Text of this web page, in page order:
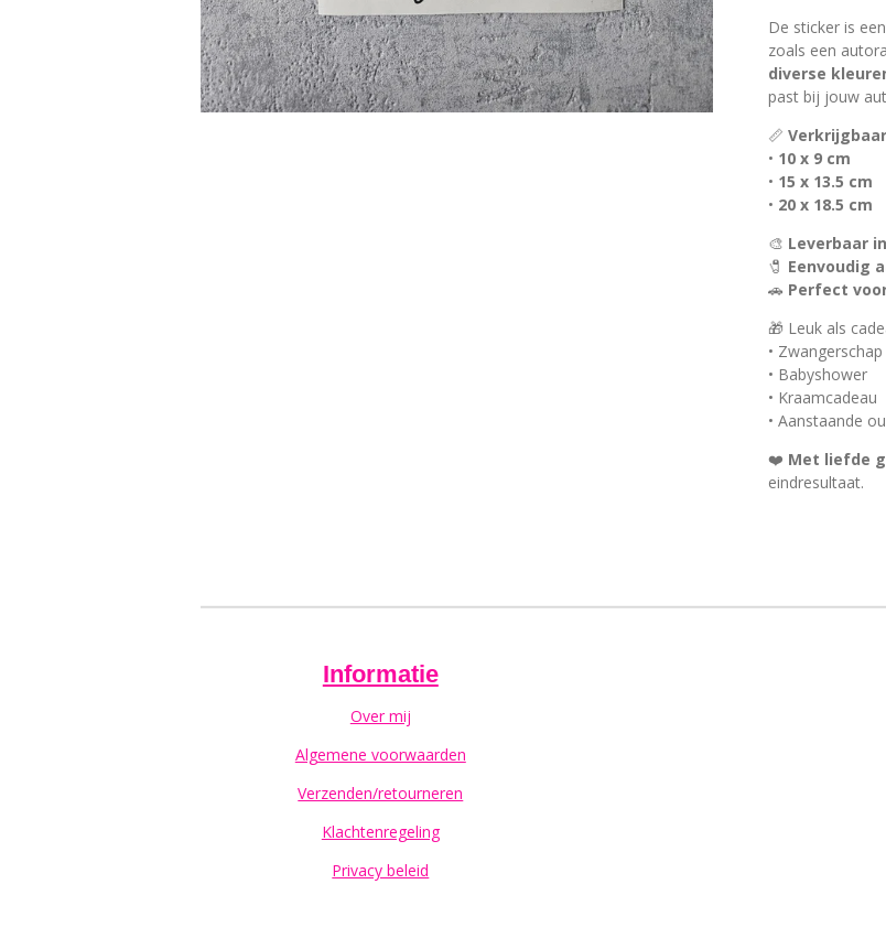
De sticker is
zoals een
diverse
past bij jouw
📏
• 10 x 9 cm
• 15 x 13.5 cm
• 20 x 18.5 cm
🎨 Leverbaar
🧷 Eenvoudig
🚗 Perfect
🎁 Leuk als
• Zwangerschap
• Babyshower
• Kraamcadeau
• Aanstaande
❤️ Met liefde
eindresultaat.
Informatie
Over mij
Algemene voorwaarden
Verzenden/retourneren
Klachtenregeling
Privacy beleid